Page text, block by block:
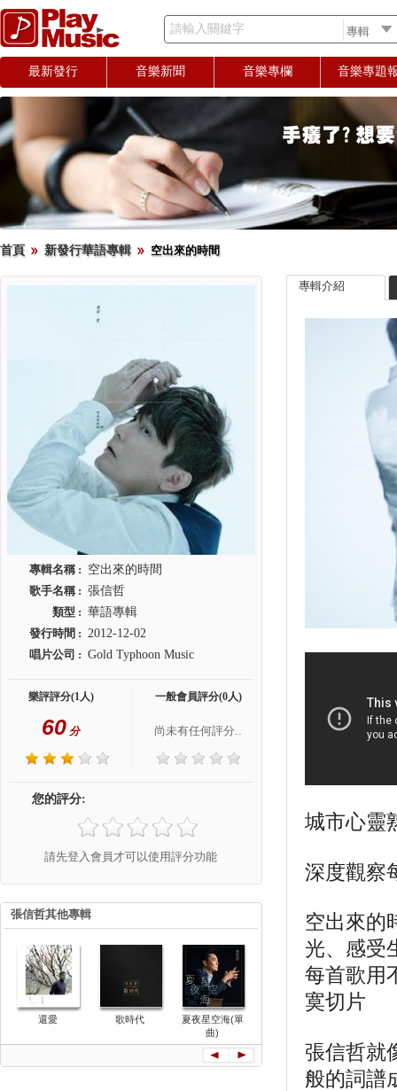
請輸入關鍵字
最新發行 音樂新聞 音樂專欄 音樂專題
首頁 新發行華語專輯 空出來的時間
專輯名稱 : 空出來的時間
歌手名稱 : 張信哲
類型 : 華語專輯
發行時間 : 2012-12-02
唱片公司 : Gold Typhoon Music
樂評評分(1人)
60 分
一般會員評分(0人)
尚未有任何評分..
您的評分:
請先登入會員才可以使用評分功能
張信哲其他專輯
還愛 歌時代
夏夜星空海(單
曲)
專輯介紹
城市心靈
深度觀察
空出來的
光、感受
每首歌用
寞切片
張信哲就
般的詞譜